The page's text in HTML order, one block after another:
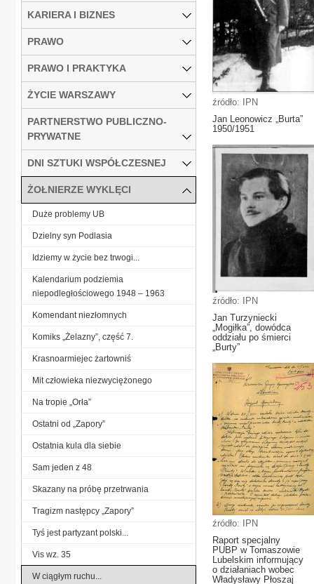
źródło: IPN
Jan Leonowicz „Burta”
1950/1951
źródło: IPN
Jan Turzyniecki
„Mogiłka”, dowódca
oddziału po śmierci
„Burty”
źródło: IPN
Raport specjalny
PUBP w Tomaszowie
Lubelskim informujący
o działaniach wobec
Władysławy Płoszaj
KARIERA I BIZNES
PRAWO
PRAWO I PRAKTYKA
ŻYCIE WARSZAWY
PARTNERSTWO PUBLICZNO-
PRYWATNE
DNI SZTUKI WSPÓŁCZESNEJ
ŻOŁNIERZE WYKLĘCI
Duże problemy UB
Dzielny syn Podlasia
Idziemy w życie bez trwogi...
Kalendarium podziemia
niepodległościowego 1948 – 1963
Komendant niezłomnych
Komiks „Żelazny”, część 7.
Krasnoarmiejec żartowniś
Mit człowieka niezwyciężonego
Na tropie „Orła”
Ostatni od „Zapory”
Ostatnia kula dla siebie
Sam jeden z 48
Skazany na próbę przetrwania
Tragizm następcy „Zapory”
Tyś jest partyzant polski...
Vis wz. 35
W ciągłym ruchu...